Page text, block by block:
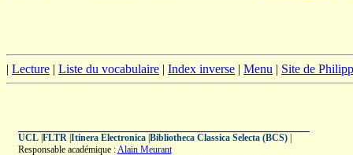
| Lecture | Liste du vocabulaire | Index inverse | Menu | Site de
UCL| FLTR| Itinera Electronica| Bibliotheca Classica Selecta (BCS)|
Responsable académique :Alain Meurant